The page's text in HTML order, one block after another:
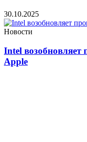
30.10.2025
Новости
Intel возобновляет
Apple